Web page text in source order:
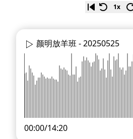
1x
颜明放羊班 -20250525
00:00/14:20